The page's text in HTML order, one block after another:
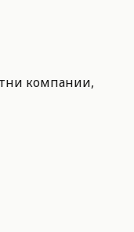
компании,